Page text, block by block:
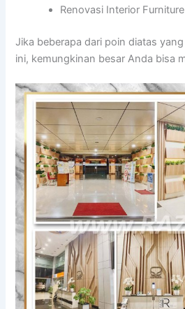
Renovasi Interior
Jika beberapa dari poin diatas
ini, kemungkinan besar Anda bisa